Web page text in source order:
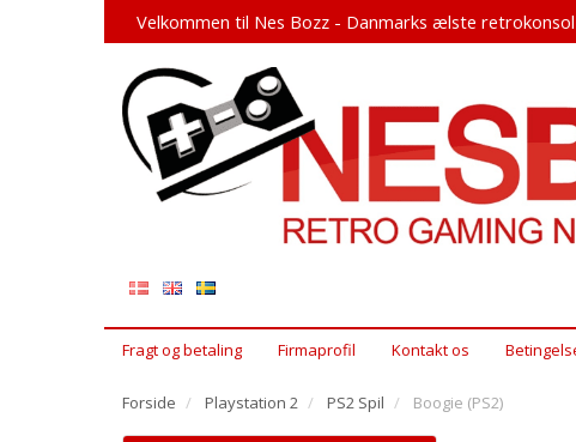
Velkommen til Nes Bozz - Danmarks ælste
Fragt og betaling Firmaprofil Kontakt os
Forside Playstation 2 PS2 Spil Boogie (PS2)